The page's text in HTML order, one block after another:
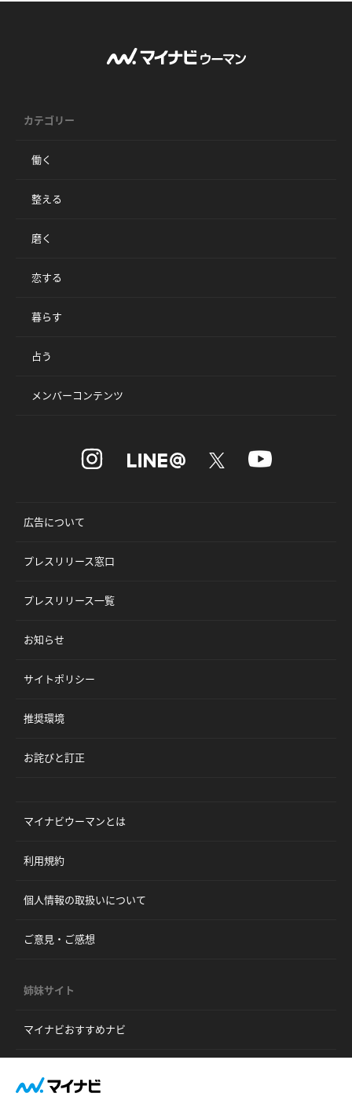
カテゴリー
働く
整える
磨く
恋する
暮らす
占う
メンバーコンテンツ
広告について
プレスリリース窓口
プレスリリース一覧
お知らせ
サイトポリシー
推奨環境
お詫びと訂正
マイナビウーマンとは
利用規約
個人情報の取扱いについて
ご意見・ご感想
姉妹サイト
マイナビおすすめナビ